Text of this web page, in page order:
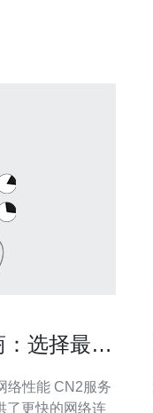
选择最佳
CN2服务
了更快的网络连